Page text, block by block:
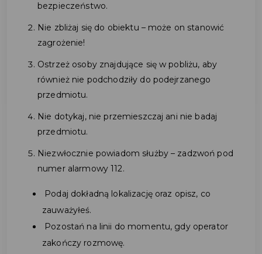
bezpieczeństwo.
Nie zbliżaj się do obiektu – może on stanowić
zagrożenie!
Ostrzeż osoby znajdujące się w pobliżu, aby
również nie podchodziły do podejrzanego
przedmiotu.
Nie dotykaj, nie przemieszczaj ani nie badaj
przedmiotu.
Niezwłocznie powiadom służby – zadzwoń pod
numer alarmowy 112.
Podaj dokładną lokalizację oraz opisz, co
zauważyłeś.
Pozostań na linii do momentu, gdy operator
zakończy rozmowę.